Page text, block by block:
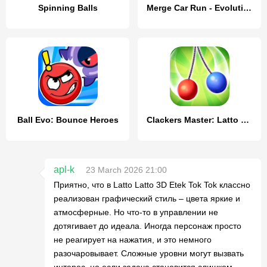
Spinning Balls Merge Car Run - Evolution Race
Ball Evo: Bounce Heroes Clackers Master: Latto Latto
apl-k
23 March 2026 21:00
Приятно, что в Latto Latto 3D Etek Tok Tok классно
реализован графический стиль – цвета яркие и
атмосферные. Но что-то в управлении не
дотягивает до идеала. Иногда персонаж просто
не реагирует на нажатия, и это немного
разочаровывает. Сложные уровни могут вызвать